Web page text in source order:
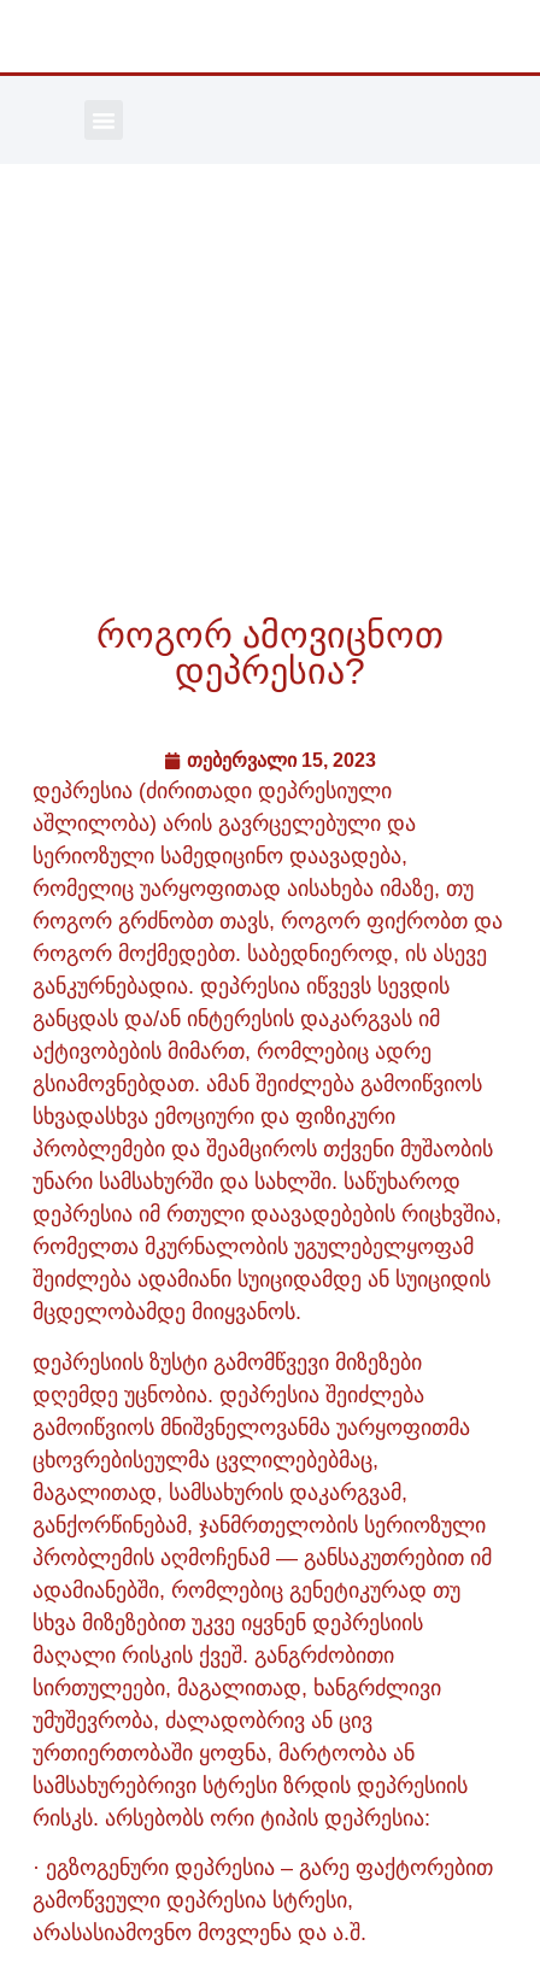
როგორ ამოვიცნოთ
დეპრესია?
თებერვალი 15, 2023
დეპრესია (ძირითადი დეპრესიული
აშლილობა) არის გავრცელებული და
სერიოზული სამედიცინო დაავადება,
რომელიც უარყოფითად აისახება იმაზე, თუ
როგორ გრძნობთ თავს, როგორ ფიქრობთ და
როგორ მოქმედებთ. საბედნიეროდ, ის ასევე
განკურნებადია. დეპრესია იწვევს სევდის
განცდას და/ან ინტერესის დაკარგვას იმ
აქტივობების მიმართ, რომლებიც ადრე
გსიამოვნებდათ. ამან შეიძლება გამოიწვიოს
სხვადასხვა ემოციური და ფიზიკური
პრობლემები და შეამციროს თქვენი მუშაობის
უნარი სამსახურში და სახლში. საწუხაროდ
დეპრესია იმ რთული დაავადებების რიცხვშია,
რომელთა მკურნალობის უგულებელყოფამ
შეიძლება ადამიანი სუიციდამდე ან სუიციდის
მცდელობამდე მიიყვანოს.
დეპრესიის ზუსტი გამომწვევი მიზეზები
დღემდე უცნობია. დეპრესია შეიძლება
გამოიწვიოს მნიშვნელოვანმა უარყოფითმა
ცხოვრებისეულმა ცვლილებებმაც,
მაგალითად, სამსახურის დაკარგვამ,
განქორწინებამ, ჯანმრთელობის სერიოზული
პრობლემის აღმოჩენამ — განსაკუთრებით იმ
ადამიანებში, რომლებიც გენეტიკურად თუ
სხვა მიზეზებით უკვე იყვნენ დეპრესიის
მაღალი რისკის ქვეშ. განგრძობითი
სირთულეები, მაგალითად, ხანგრძლივი
უმუშევრობა, ძალადობრივ ან ცივ
ურთიერთობაში ყოფნა, მარტოობა ან
სამსახურებრივი სტრესი ზრდის დეპრესიის
რისკს. არსებობს ორი ტიპის დეპრესია:
· ეგზოგენური დეპრესია – გარე ფაქტორებით
გამოწვეული დეპრესია სტრესი,
არასასიამოვნო მოვლენა და ა.შ.